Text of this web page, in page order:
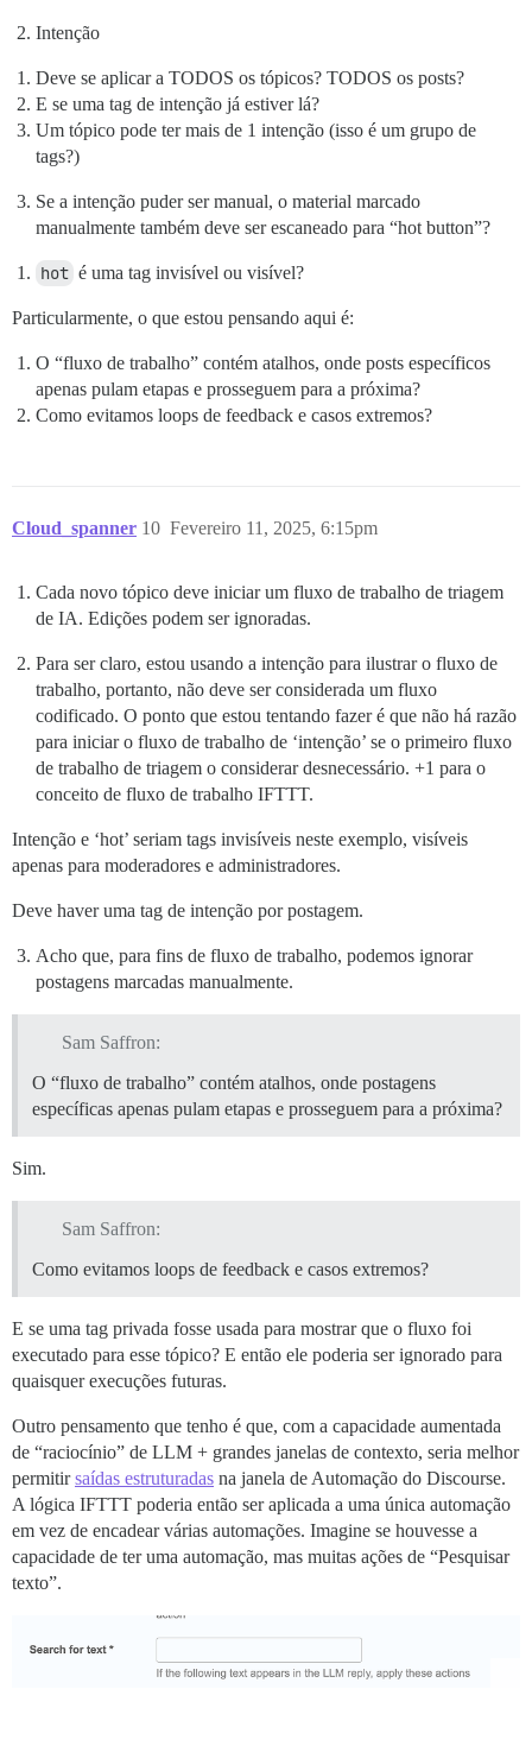
Intenção
Deve se aplicar a TODOS os tópicos? TODOS os posts?
E se uma tag de intenção já estiver lá?
Um tópico pode ter mais de 1 intenção (isso é um grupo de
tags?)
Se a intenção puder ser manual, o material marcado
manualmente também deve ser escaneado para “hot button”?
hot é uma tag invisível ou visível?
Particularmente, o que estou pensando aqui é:
O “fluxo de trabalho” contém atalhos, onde posts específicos
apenas pulam etapas e prosseguem para a próxima?
Como evitamos loops de feedback e casos extremos?
Cloud_spanner Fevereiro 11, 2025, 6:15pm
10
Cada novo tópico deve iniciar um fluxo de trabalho de triagem
de IA. Edições podem ser ignoradas.
Para ser claro, estou usando a intenção para ilustrar o fluxo de
trabalho, portanto, não deve ser considerada um fluxo
codificado. O ponto que estou tentando fazer é que não há razão
para iniciar o fluxo de trabalho de ‘intenção’ se o primeiro fluxo
de trabalho de triagem o considerar desnecessário. +1 para o
conceito de fluxo de trabalho IFTTT.
Intenção e ‘hot’ seriam tags invisíveis neste exemplo, visíveis
apenas para moderadores e administradores.
Deve haver uma tag de intenção por postagem.
Acho que, para fins de fluxo de trabalho, podemos ignorar
postagens marcadas manualmente.
Sam Saffron:
O “fluxo de trabalho” contém atalhos, onde postagens
específicas apenas pulam etapas e prosseguem para a próxima?
Sim.
Sam Saffron:
Como evitamos loops de feedback e casos extremos?
E se uma tag privada fosse usada para mostrar que o fluxo foi
executado para esse tópico? E então ele poderia ser ignorado para
quaisquer execuções futuras.
Outro pensamento que tenho é que, com a capacidade aumentada
de “raciocínio” de LLM + grandes janelas de contexto, seria melhor
permitirsaídas estruturadas na janela de Automação do Discourse.
A lógica IFTTT poderia então ser aplicada a uma única automação
em vez de encadear várias automações. Imagine se houvesse a
capacidade de ter uma automação, mas muitas ações de “Pesquisar
texto”.